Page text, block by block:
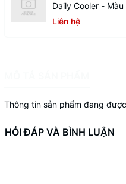
Daily Cooler - Màu
Liên hệ
Thông tin sản phẩm đang
HỎI ĐÁP VÀ BÌNH LUẬN